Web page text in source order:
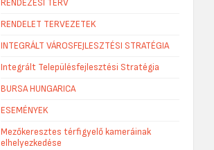
RENDEZÉSI TERV
RENDELET TERVEZETEK
INTEGRÁLT VÁROSFEJLESZTÉSI STRATÉGIA
Integrált Településfejlesztési Stratégia
BURSA HUNGARICA
ESEMÉNYEK
Mezőkeresztes térfigyelő kameráinak
elhelyezkedése